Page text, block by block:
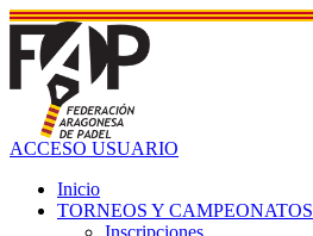
ACCESO USUARIO
Inicio
TORNEOS Y CAMPEONATOS
Inscripciones